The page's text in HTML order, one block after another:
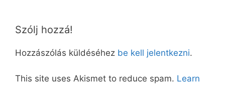
Szólj hozzá!
Hozzászólás küldéséhez be kell jelentkezni.
This site uses Akismet to reduce spam. Learn